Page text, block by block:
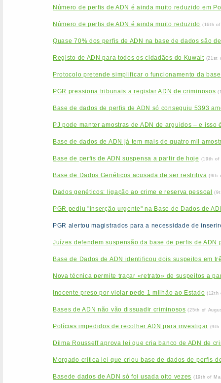
Número de perfis de ADN é ainda muito reduzido em
Número de perfis de ADN é ainda muito reduzido (16th
Quase 70% dos perfis de ADN na base de dados são
Registo de ADN para todos os cidadãos do Kuwait (21st
Protocolo pretende simplificar o funcionamento da
PGR pressiona tribunais a registar ADN de criminosos
Base de dados de perfis de ADN só conseguiu 5393
PJ pode manter amostras de ADN de arguidos – e isso
Base de dados de ADN já tem mais de quatro mil
Base de perfis de ADN suspensa a partir de hoje (19th of
Base de Dados Genéticos acusada de ser restritiva (9th
Dados genéticos: ligação ao crime e reserva pessoal
PGR pediu "inserção urgente" na Base de Dados de
PGR alertou magistrados para a necessidade de
Juízes defendem suspensão da base de perfis de ADN
Base de Dados de ADN identificou dois suspeitos em
Nova técnica permite traçar «retrato» de suspeitos a
Inocente preso por violar pede 1 milhão ao Estado (12th
Bases de ADN não vão dissuadir criminosos (25th of
Polícias impedidos de recolher ADN para investigar (9th
Dilma Rousseff aprova lei que cria banco de ADN de
Morgado critica lei que criou base de dados de perfis
Basede dados de ADN só foi usada oito vezes (19th of